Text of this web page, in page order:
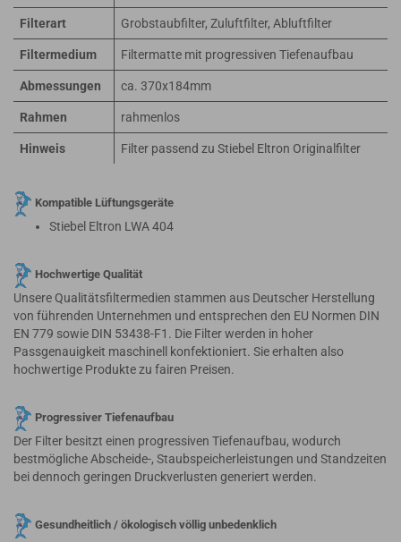
Filterart Grobstaubfilter, Zuluftfilter, Abluftfilter
Filtermedium Filtermatte mit progressiven Tiefenaufbau
Abmessungen ca. 370x184mm
Rahmen rahmenlos
Hinweis Filter passend zu Stiebel Eltron Originalfilter
Kompatible Lüftungsgeräte
Stiebel Eltron LWA 404
Hochwertige Qualität
Unsere Qualitätsfiltermedien stammen aus Deutscher Herstellung
von führenden Unternehmen und entsprechen den EU Normen DIN
EN 779 sowie DIN 53438-F1. Die Filter werden in hoher
Passgenauigkeit maschinell konfektioniert. Sie erhalten also
hochwertige Produkte zu fairen Preisen.
Progressiver Tiefenaufbau
Der Filter besitzt einen progressiven Tiefenaufbau, wodurch
bestmögliche Abscheide-, Staubspeicherleistungen und Standzeiten
bei dennoch geringen Druckverlusten generiert werden.
Gesundheitlich / ökologisch völlig unbedenklich